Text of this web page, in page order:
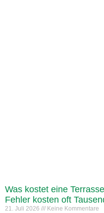
Was kostet eine
Fehler kosten oft
21. Juli 2026 Keine Kommentare